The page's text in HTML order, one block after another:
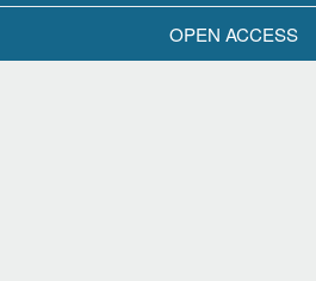
OPEN ACCESS